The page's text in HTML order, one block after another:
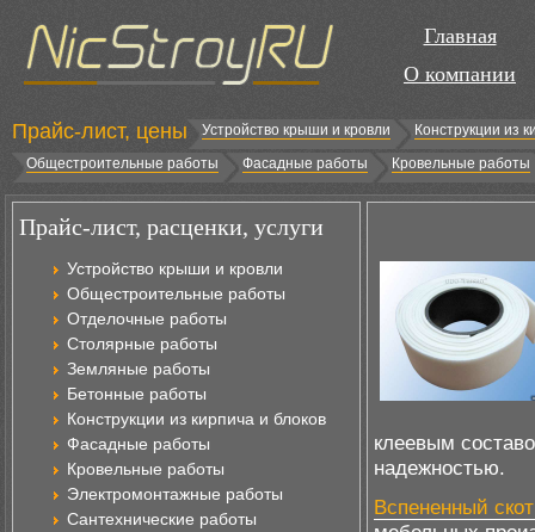
Главная
О компании
Прайс-лист, цены Устройство крыши и кровли
Конструкции из
Общестроительные работы
Фасадные работы Кровельные работы
Прайс-лист, расценки, услуги
Устройство крыши и кровли
Общестроительные работы
Отделочные работы
Столярные работы
Земляные работы
Бетонные работы
Конструкции из кирпича и блоков
Фасадные работы
Кровельные работы
Электромонтажные работы
Сантехнические работы
клеевым
надежностью.
Вспененный